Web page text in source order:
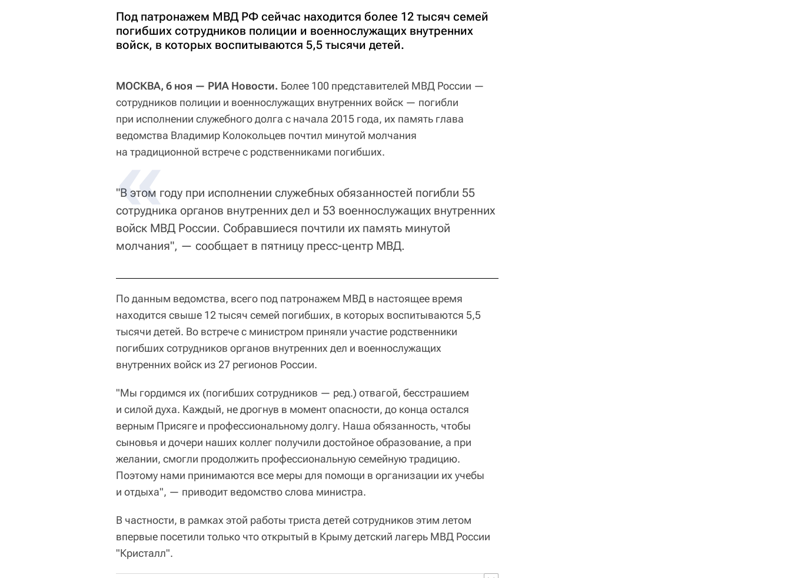
Под патронажем МВД РФ сейчас находится более 12 тысяч семей
погибших сотрудников полиции и военнослужащих внутренних
войск, в которых воспитываются 5,5 тысячи детей.
МОСКВА, 6 ноя — РИА Новости. Более 100 представителей МВД России —
сотрудников полиции и военнослужащих внутренних войск — погибли
при исполнении служебного долга с начала 2015 года, их память глава
ведомства Владимир Колокольцев почтил минутой молчания
на традиционной встрече с родственниками погибших.
"В этом году при исполнении служебных обязанностей погибли 55
сотрудника органов внутренних дел и 53 военнослужащих внутренних
войск МВД России. Собравшиеся почтили их память минутой
молчания", — сообщает в пятницу пресс-центр МВД.
По данным ведомства, всего под патронажем МВД в настоящее время
находится свыше 12 тысяч семей погибших, в которых воспитываются 5,5
тысячи детей. Во встрече с министром приняли участие родственники
погибших сотрудников органов внутренних дел и военнослужащих
внутренних войск из 27 регионов России.
"Мы гордимся их (погибших сотрудников — ред.) отвагой, бесстрашием
и силой духа. Каждый, не дрогнув в момент опасности, до конца остался
верным Присяге и профессиональному долгу. Наша обязанность, чтобы
сыновья и дочери наших коллег получили достойное образование, а при
желании, смогли продолжить профессиональную семейную традицию.
Поэтому нами принимаются все меры для помощи в организации их учебы
и отдыха", — приводит ведомство слова министра.
В частности, в рамках этой работы триста детей сотрудников этим летом
впервые посетили только что открытый в Крыму детский лагерь МВД России
"Кристалл".